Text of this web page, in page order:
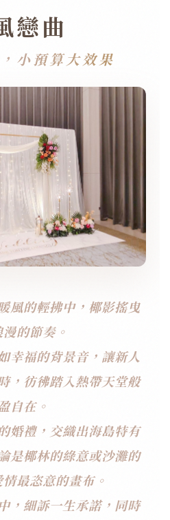
戀曲
小預算大效果
風的輕拂中，椰影搖曳
的節奏。
幸福的背景音，讓新人
，彷彿踏入熱帶天堂般
自在。
婚禮，交織出海島特有
是椰林的綠意或沙灘的
最恣意的畫布。
，細訴一生承諾，同時